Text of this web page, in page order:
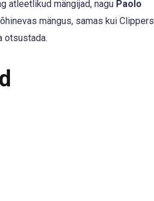
atleetlikud mängijad, nagu Paolo
mängus, samas kui Clippers
otsustada.